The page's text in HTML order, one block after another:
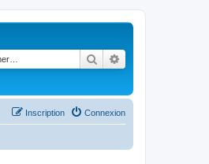
Rechercher
Connexion
Inscription